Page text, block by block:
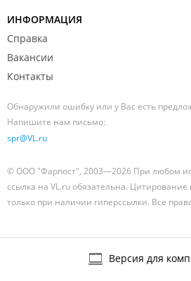
ИНФОРМАЦИЯ
Справка
Вакансии
Контакты
Обнаружили ошибку или у Вас есть
Напишите нам письмо:
spr@VL.ru
© ООО "Фарпост", 2003—2026 При любом
ссылка на VL.ru обязательна.
только при наличии гиперссылки. Все
Версия для